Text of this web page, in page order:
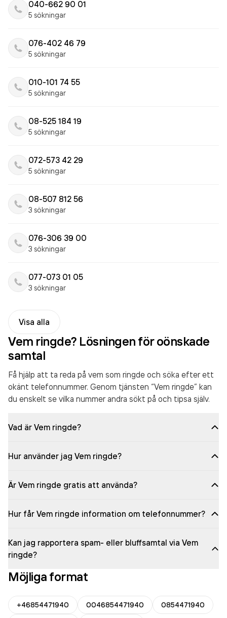
040-662 90 01
5 sökningar
076-402 46 79
5 sökningar
010-101 74 55
5 sökningar
08-525 184 19
5 sökningar
072-573 42 29
5 sökningar
08-507 812 56
3 sökningar
076-306 39 00
3 sökningar
077-073 01 05
3 sökningar
Visa alla
Vem ringde? Lösningen för oönskade
samtal
Få hjälp att ta reda på vem som ringde och söka efter ett
okänt telefonnummer. Genom tjänsten “Vem ringde” kan
du enskelt se vilka nummer andra sökt på och tipsa själv.
Vad är Vem ringde?
Hur använder jag Vem ringde?
Är Vem ringde gratis att använda?
Hur får Vem ringde information om telefonnummer?
Kan jag rapportera spam- eller bluffsamtal via Vem
ringde?
Möjliga format
+46854471940 0046854471940
0854471940